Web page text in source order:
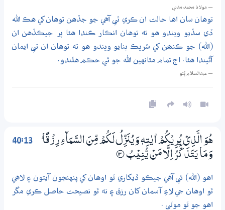
— مولانا محمد مدني
توهان سان اها حالت ان ڪري ٿي آهي جو جڏهن توهان کي هڪ الله
ڏي سڏيو ويندو هو ته توهان انڪار ڪندا هئا پر جيڪڏهن ان
(الله) جو ڪنھن کي شريڪ بنايو ويندو هو ته توهان ان تي ايمان
آڻيندا هئا. اڄ تمام مٿانهين الله جو ئي حڪم هلندو.
— عبدالسلام ڀُٽو
40:13
هُوَ الَّذِيْ يُرِيْكُمْ اٰيٰتِهٖ وَيُنَزِّلُ لَكُمْ مِّنَ السَّمَاۗءِ رِزْقًا ۭ
وَمَا يَتَذَكَّرُ اِلَّا مَنْ يُّنِيْبُ
؀13
اهو (الله) ئي آهي جيڪو ڏيکاري ٿو اوهان کي پنهنجون آيتون ۽ لاهي
ٿو اوهان جي لاءِ آسمان کان رزق ۽ نه ٿو نصيحت حاصل ڪري مگر
اهو جو ٿو موٽي .